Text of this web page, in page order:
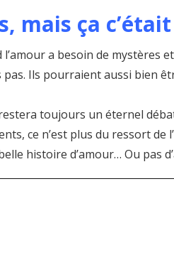
mais ça
a besoin de mystères
Ils pourraient aussi bien
toujours un éternel
ce n’est plus du ressort
histoire d’amour… Ou pas